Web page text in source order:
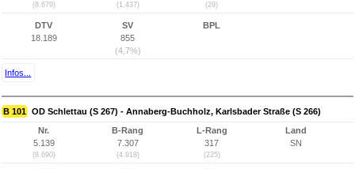
(8.679) (1.437) (29)
DTV
18.189
SV
855
(4,7%)
BPL
Infos...
B 101 OD Schlettau (S 267) - Annaberg-Buchholz, Karlsbader Straße (S 266)
Nr.
5.139
(8.690)
B-Rang
7.307
(4.918)
L-Rang
317
(225)
Land
SN